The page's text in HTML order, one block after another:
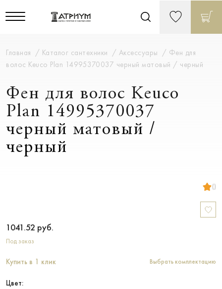
Главная Каталог сантехники Аксессуары
Фен для
волос Keuco Plan 14995370037 черный матовый / черный
Фен для волос Keuco
Plan 14995370037
черный матовый /
черный
()
1041.52 руб.
Под заказ
Купить в 1 клик Выбрать комплектацию
Цвет: